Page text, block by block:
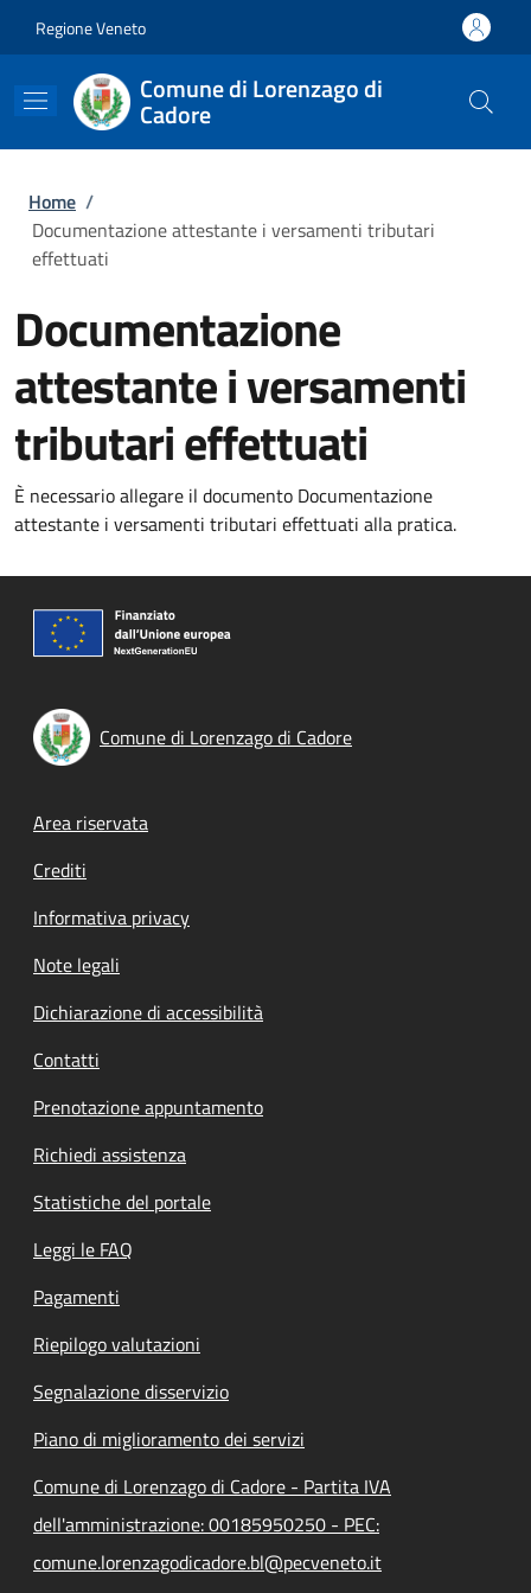
Regione Veneto
Comune di Lorenzago di
Cadore
Briciole di pane
Home /
Documentazione attestante i versamenti tributari
effettuati
Documentazione
attestante i versamenti
tributari effettuati
È necessario allegare il documento Documentazione
attestante i versamenti tributari effettuati alla pratica.
Comune di Lorenzago di Cadore
Footer menu
Area riservata
Crediti
Informativa privacy
Note legali
Dichiarazione di accessibilità
Contatti
Prenotazione appuntamento
Richiedi assistenza
Statistiche del portale
Leggi le FAQ
Pagamenti
Riepilogo valutazioni
Segnalazione disservizio
Piano di miglioramento dei servizi
Comune di Lorenzago di Cadore - Partita IVA
dell'amministrazione: 00185950250 - PEC:
comune.lorenzagodicadore.bl@pecveneto.it